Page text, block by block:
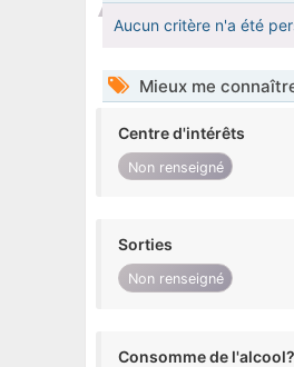
Aucun critère n'a été
Mieux me
Centre d'intérêts
Non renseigné
Sorties
Non renseigné
Consomme de l'alcool?